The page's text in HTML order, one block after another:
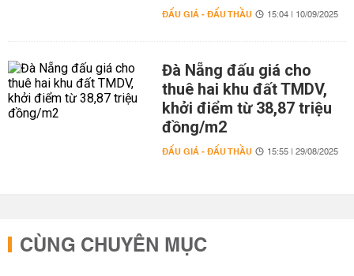
ĐẤU GIÁ - ĐẤU THẦU 15:04 | 10/09/2025
Đà Nẵng đấu giá cho
thuê hai khu đất TMDV,
khởi điểm từ 38,87 triệu
đồng/m2
ĐẤU GIÁ - ĐẤU THẦU 15:55 | 29/08/2025
CÙNG CHUYÊN MỤC